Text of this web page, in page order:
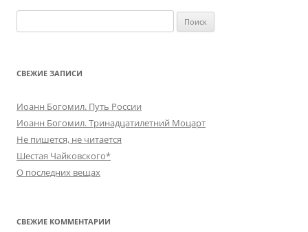
СВЕЖИЕ ЗАПИСИ
Иоанн Богомил. Путь России
Иоанн Богомил. Тринадцатилетний Моцарт
Не пишется, не читается
Шестая Чайковского*
О последних вещах
СВЕЖИЕ КОММЕНТАРИИ